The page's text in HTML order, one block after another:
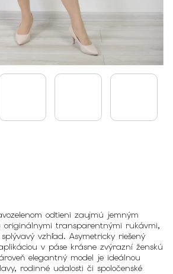
odtieni zaujmú jemným
originálnymi transparentnými rukávmi,
vzhľad. Asymetricky riešený
v páse krásne zvýrazní ženskú
elegantný model je ideálnou
rodinné udalosti či spoločenské